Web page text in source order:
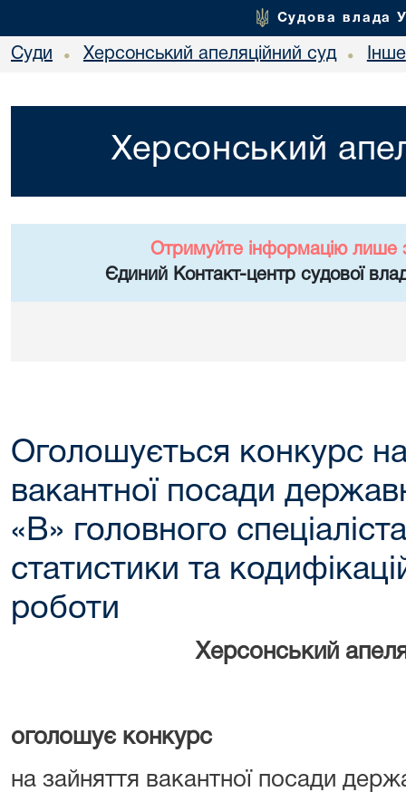
Судова влада
Суди • Херсонський апеляційний суд • Інше
Херсонський
Отримуйте інформацію лише
Єдиний Контакт-центр судової
Оголошується конкурс
вакантної посади
«В» головного
статистики та
роботи
Херсонський
оголошує конкурс
на зайняття вакантної посади